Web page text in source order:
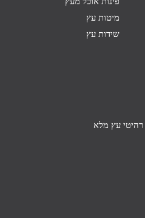
מיטות עץ
שידות עץ
רהיטי עץ מלא